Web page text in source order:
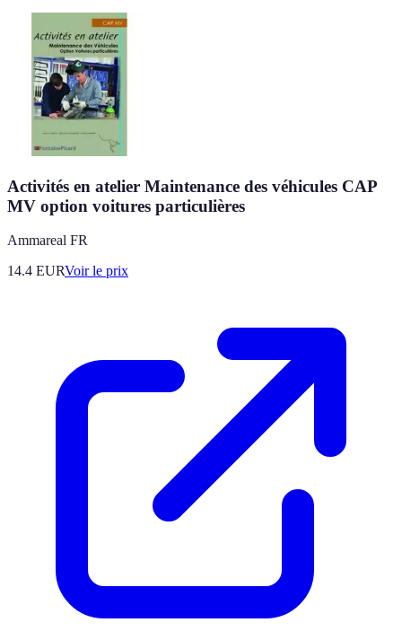
Activités en atelier Maintenance des véhicules CAP
MV option voitures particulières
Ammareal FR
14.4 EURVoir le prix